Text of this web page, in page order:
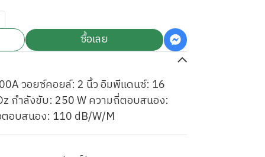
ซื้อเลย
วอยซ์คอยล์: 2 นิ้ว อิมพีแดนซ์: 16
กำลังขับ: 250 W ความถี่ตอบสนอง:
อบสนอง: 110 dB/W/M